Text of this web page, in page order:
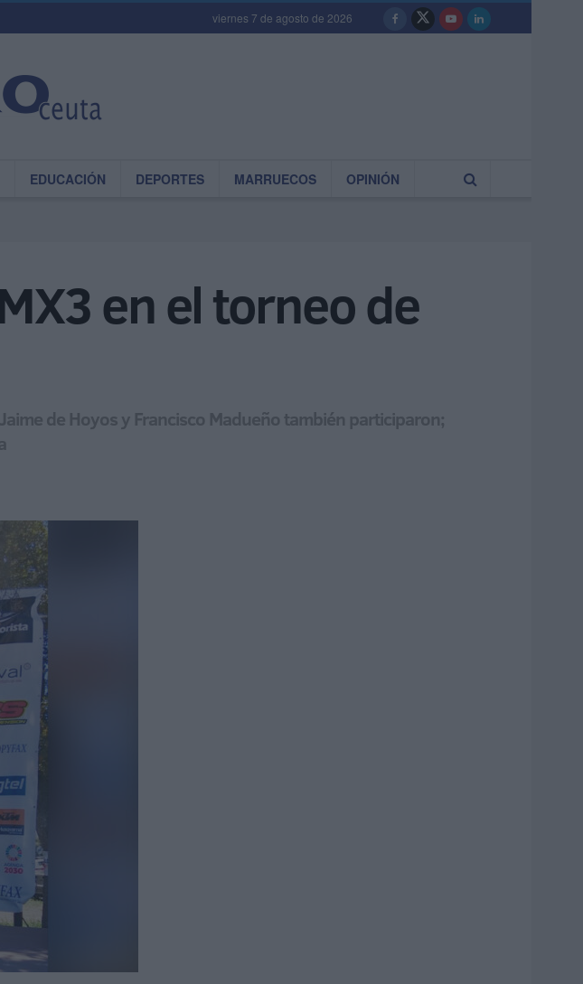
viernes 7 de agosto de 2026
EDUCACIÓN DEPORTES MARRUECOS OPINIÓN
en el torneo de
de Hoyos y Francisco Madueño también participaron;